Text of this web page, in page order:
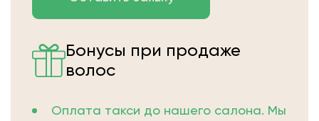
Бонусы при продаже
волос
Оплата такси до нашего салона. Мы